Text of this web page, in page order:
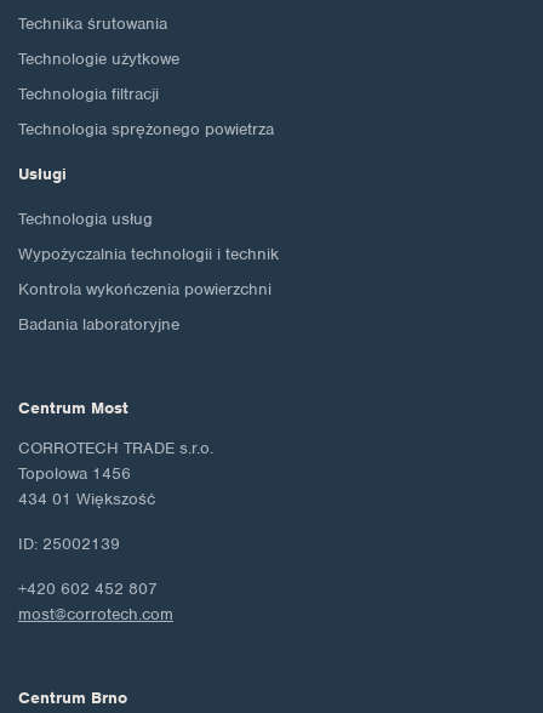
Technika śrutowania
Technologie użytkowe
Technologia filtracji
Technologia sprężonego powietrza
Usługi
Technologia usług
Wypożyczalnia technologii i technik
Kontrola wykończenia powierzchni
Badania laboratoryjne
Centrum Most
CORROTECH TRADE s.r.o.
Topolowa 1456
434 01 Większość
ID: 25002139
+420 602 452 807
most@corrotech.com
Centrum Brno